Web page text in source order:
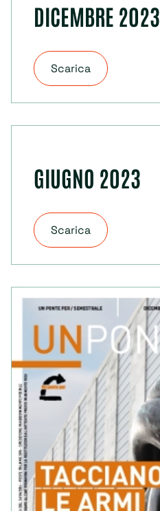
DICEMBRE 2023
Scarica
GIUGNO 2023
Scarica